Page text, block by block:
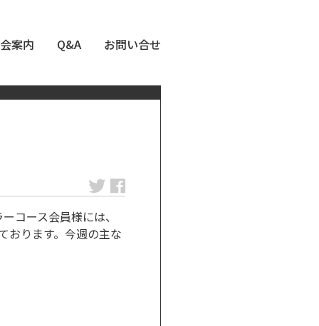
案内 Q&A お問い合せ
コース会員様には、
おります。今週の主な